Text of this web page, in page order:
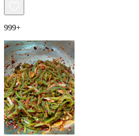
999+